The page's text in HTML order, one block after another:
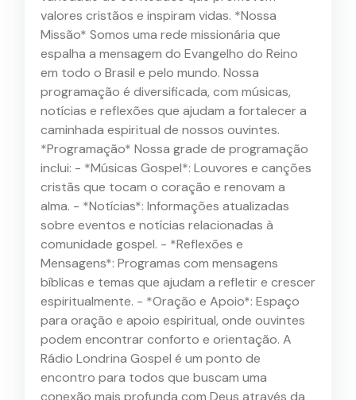
valores cristãos e inspiram vidas. *Nossa
Missão* Somos uma rede missionária que
espalha a mensagem do Evangelho do Reino
em todo o Brasil e pelo mundo. Nossa
programação é diversificada, com músicas,
notícias e reflexões que ajudam a fortalecer a
caminhada espiritual de nossos ouvintes.
*Programação* Nossa grade de programação
inclui: - *Músicas Gospel*: Louvores e canções
cristãs que tocam o coração e renovam a
alma. - *Notícias*: Informações atualizadas
sobre eventos e notícias relacionadas à
comunidade gospel. - *Reflexões e
Mensagens*: Programas com mensagens
bíblicas e temas que ajudam a refletir e crescer
espiritualmente. - *Oração e Apoio*: Espaço
para oração e apoio espiritual, onde ouvintes
podem encontrar conforto e orientação. A
Rádio Londrina Gospel é um ponto de
encontro para todos que buscam uma
conexão mais profunda com Deus através da